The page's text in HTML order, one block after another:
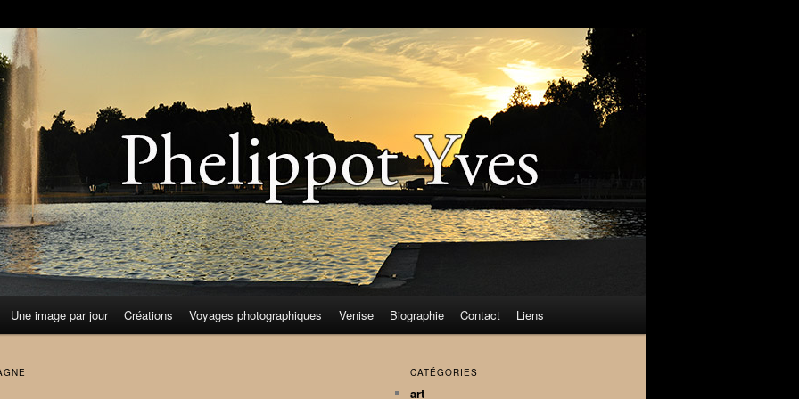
Une image par jour Créations Voyages photographiques Venise Biographie Contact Liens
CATÉGORIES
art